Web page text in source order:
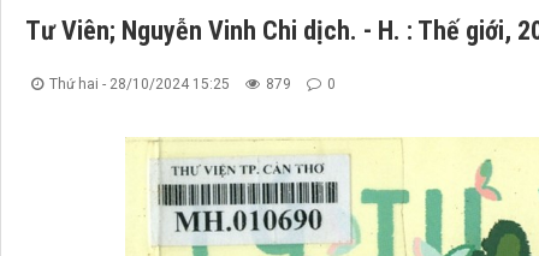
Tư Viên; Nguyễn Vinh Chi dịch. - H. : Thế giới,
Thứ hai - 28/10/2024 15:25 879 0